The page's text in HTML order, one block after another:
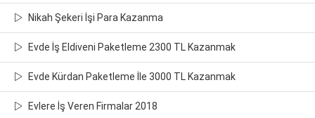
Nikah Şekeri İşi Para Kazanma
Evde İş Eldiveni Paketleme 2300 TL Kazanmak
Evde Kürdan Paketleme İle 3000 TL Kazanmak
Evlere İş Veren Firmalar 2018